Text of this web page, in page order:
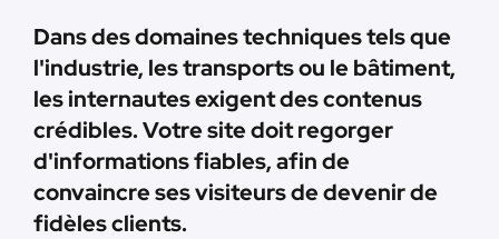
Dans des domaines techniques tels que
l'industrie, les transports ou le bâtiment,
les internautes exigent des contenus
crédibles. Votre site doit regorger
d'informations fiables, afin de
convaincre ses visiteurs de devenir de
fidèles clients.